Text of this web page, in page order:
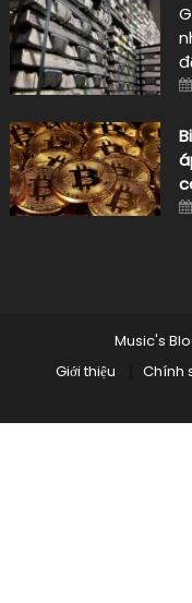
Music's
Giới thiệu
Chính